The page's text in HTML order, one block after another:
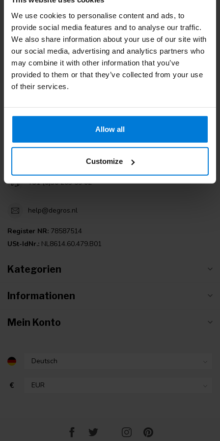
We use cookies to personalise content and ads, to
provide social media features and to analyse our traffic.
We also share information about your use of our site with
our social media, advertising and analytics partners who
may combine it with other information that you’ve
provided to them or that they’ve collected from your use
of their services.
Allow all
Customize
Kundendienst
Sehen Sie sich unsere Blogs an
Degros
3821AJ Amersfoort
+31 (0)30 203 59 02
help@degros.nl
Register NR: 78587514
USt-IdNr.: NL8614.60.479.B01
Kategorien
Informationen
Mein Konto
€